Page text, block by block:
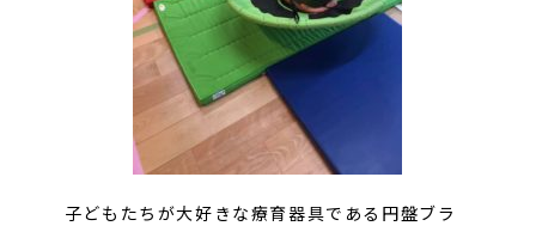
子どもたちが大好きな療育器具である円盤ブラ